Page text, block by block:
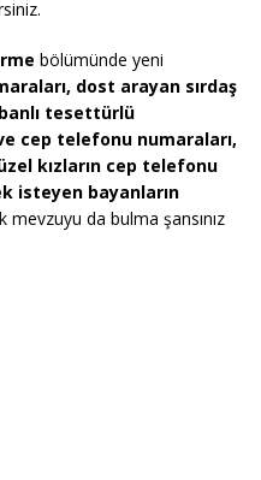
bölümünde yeni
dost arayan sırdaş
tesettürlü
cep telefonu numaraları,
kızların cep telefonu
isteyen bayanların
mevzuyu da bulma şansınız